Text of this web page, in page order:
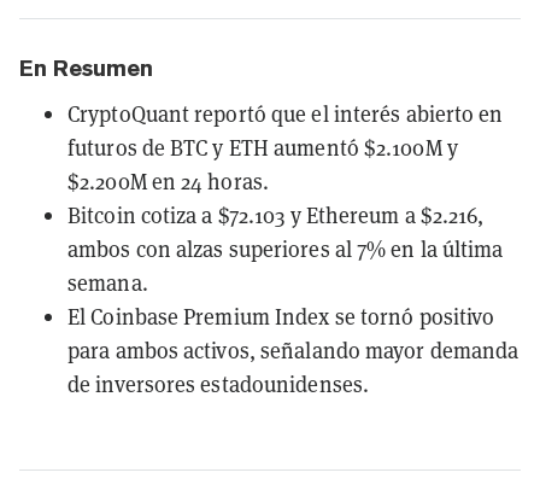
En Resumen
CryptoQuant reportó que el interés abierto en
futuros de BTC y ETH aumentó $2.100M y
$2.200M en 24 horas.
Bitcoin cotiza a $72.103 y Ethereum a $2.216,
ambos con alzas superiores al 7% en la última
semana.
El Coinbase Premium Index se tornó positivo
para ambos activos, señalando mayor demanda
de inversores estadounidenses.